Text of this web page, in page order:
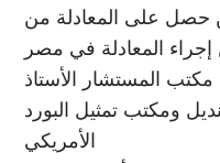
حصل على المعادلة من
المعادلة في مصر
المستشار الأستاذ
ومكتب تمثيل البورد
الأمريكي